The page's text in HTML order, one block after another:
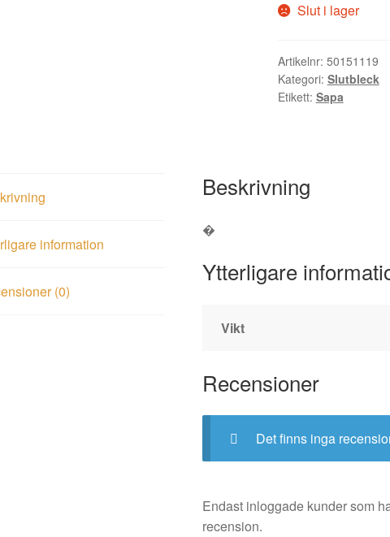
Slut i lager
Artikelnr: 50151119
Kategori: Slutbleck
Etikett: Sapa
information
(0)
Beskrivning
�
Ytterligare
Vikt
Recensioner
Det finns inga
Endast inloggade kunder som
recension.